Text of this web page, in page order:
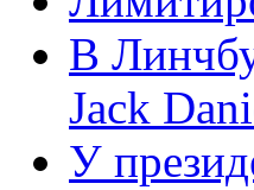
В
Jack
У